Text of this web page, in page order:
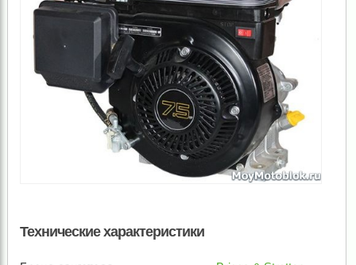
Технические характеристики